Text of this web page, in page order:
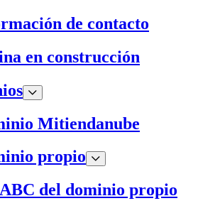
de contacto
en construcción
Mitiendanube
propio
ABC del dominio propio